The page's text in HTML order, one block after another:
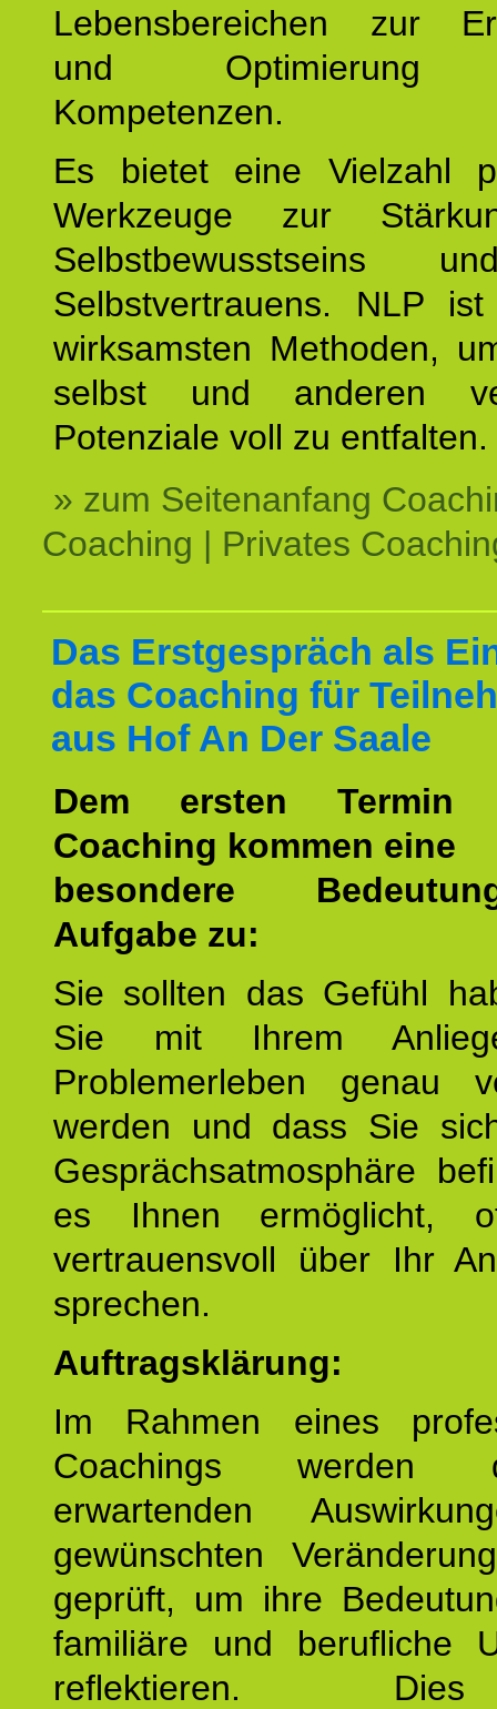
Lebensbereichen zur
und Optimierung
Kompetenzen.
Es bietet eine Vielzahl
Werkzeuge zur
Selbstbewusstseins
Selbstvertrauens. NLP
wirksamsten Methoden,
selbst und anderen
Potenziale voll zu entfalten.
» zum Seitenanfang
Coaching | Privates
Das Erstgespräch als
das Coaching für
aus Hof An Der Saale
Dem ersten
Coaching kommen eine
besondere
Aufgabe zu:
Sie sollten das Gefühl
Sie mit Ihrem
Problemerleben genau
werden und dass Sie
Gesprächsatmosphäre
es Ihnen ermöglicht,
vertrauensvoll über Ihr
sprechen.
Auftragsklärung:
Im Rahmen eines
Coachings
erwartenden
gewünschten
geprüft, um ihre
familiäre und berufliche
reflektieren.